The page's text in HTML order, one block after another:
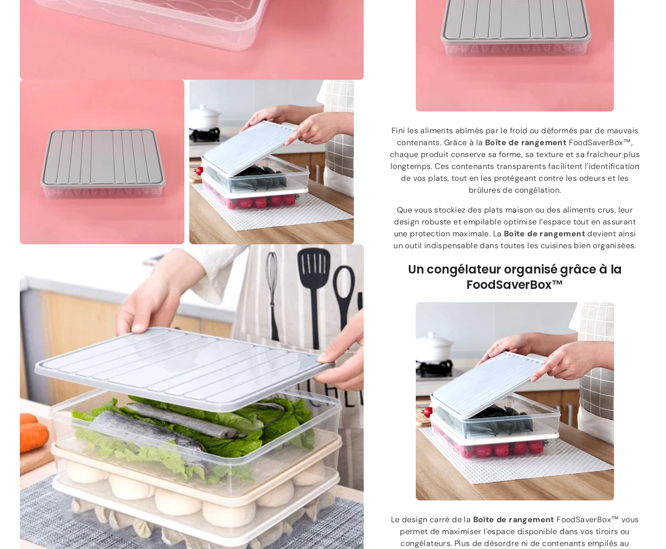
Fini les aliments abîmés par le froid ou déformés par de mauvais
contenants. Grâce à la Boîte de rangement FoodSaverBox™,
chaque produit conserve sa forme, sa texture et sa fraîcheur plus
longtemps. Ces contenants transparents facilitent l'identification
de vos plats, tout en les protégeant contre les odeurs et les
brûlures de congélation.
Que vous stockiez des plats maison ou des aliments crus, leur
design robuste et empilable optimise l’espace tout en assurant
une protection maximale. La Boîte de rangementdevient ainsi
un outil indispensable dans toutes les cuisines bien organisées.
Un congélateur organisé grâce à la
FoodSaverBox™
Le design carré de la Boîte de rangement FoodSaverBox™ vous
permet de maximiser l'espace disponible dans vos tiroirs ou
congélateurs. Plus de désordre ni de contenants empilés au